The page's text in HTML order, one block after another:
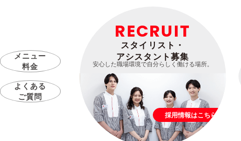
メニュー
料金
よくある
ご質問
RECRUIT
スタイリスト・
アシスタント募集
安心した職場環境で自分らしく働ける場所。
採用情報はこちら